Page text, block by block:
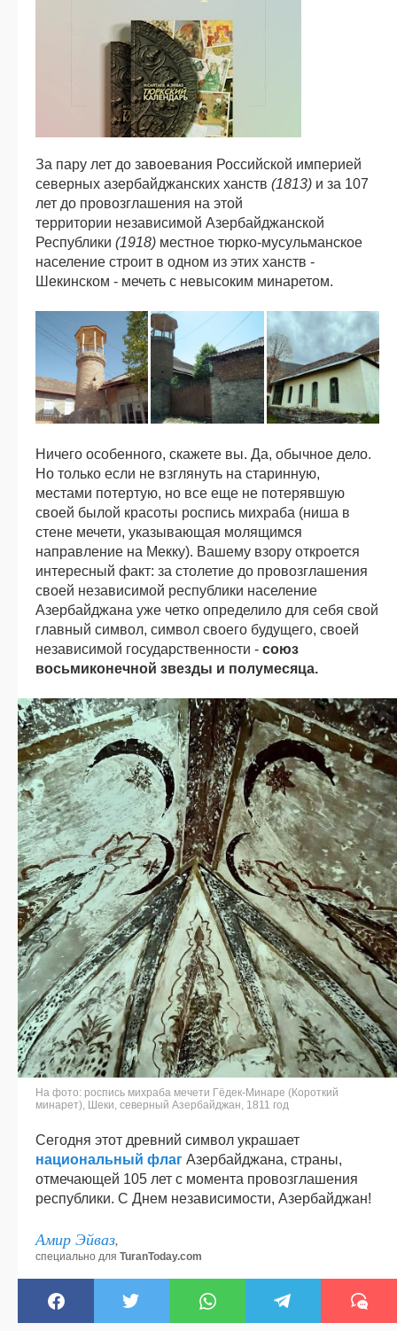
За пару лет до завоевания Российской империей
северных азербайджанских ханств (1813) и за 107
лет до провозглашения на этой
территории независимой Азербайджанской
Республики (1918) местное тюрко-мусульманское
население строит в одном из этих ханств -
Шекинском - мечеть с невысоким минаретом.
Ничего особенного, скажете вы. Да, обычное дело.
Но только если не взглянуть на старинную,
местами потертую, но все еще не потерявшую
своей былой красоты роспись михраба (ниша в
стене мечети, указывающая молящимся
направление на Мекку). Вашему взору откроется
интересный факт: за столетие до провозглашения
своей независимой республики население
Азербайджана уже четко определило для себя свой
главный символ, символ своего будущего, своей
независимой государственности - союз
восьмиконечной звезды и полумесяца.
На фото: роспись михраба мечети Гёдек-Минаре (Короткий
минарет), Шеки, северный Азербайджан, 1811 год
Сегодня этот древний символ украшает
национальный флаг Азербайджана, страны,
отмечающей 105 лет с момента провозглашения
республики. С Днем независимости, Азербайджан!
Амир Эйваз,
специально для TuranToday.com